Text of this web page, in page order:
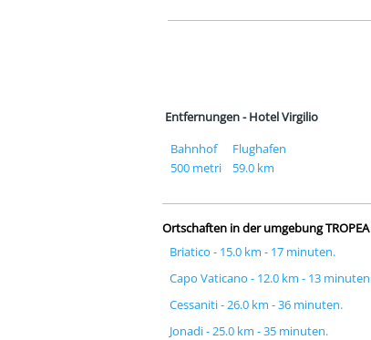
Entfernungen - Hotel Virgilio
Bahnhof
500 metri
Flughafen
59.0 km
Ortschaften in der umgebung TROPEA
Briatico - 15.0 km - 17 minuten.
Capo Vaticano - 12.0 km - 13
Cessaniti - 26.0 km - 36 minuten.
Jonadi - 25.0 km - 35 minuten.